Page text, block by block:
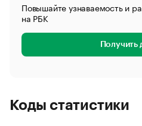
Повышайте узнаваемость и
на РБК
Получить
Коды статистики